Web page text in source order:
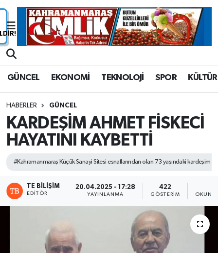
GÜNCEL EKONOMİ TEKNOLOJİ SPOR KÜLTÜR
HABERLER GÜNCEL
KARDEŞİM AHMET FİSKECİ
HAYATINI KAYBETTİ
#Kahramanmaraş Küçük Sanayi Sitesi esnaflarından olan 73 yaşındaki kardeşim
TE BILIŞIM
EDITÖR
20.04.2025 - 17:28
YAYINLANMA
422
GÖSTERIM
Nöbetçi Eczaneler
Trafik Durumu
Süper Lig Puan Durumu ve Fikstür
Tüm Manşetler
Son Dakika Haberleri